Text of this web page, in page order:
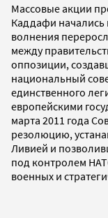
Массовые акции
Каддафи начались
волнения
между
оппозиции,
национальный
единственного
европейскими
марта 2011 года
резолюцию,
Ливией и
под контролем
военных и